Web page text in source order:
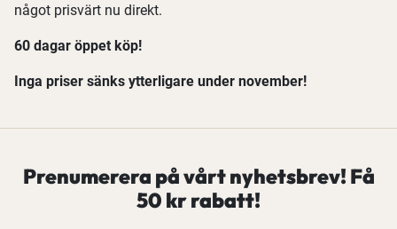
något prisvärt nu direkt.
60 dagar öppet köp!
Inga priser sänks ytterligare under november!
Prenumerera på vårt nyhetsbrev! Få
50 kr rabatt!